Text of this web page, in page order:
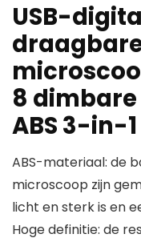
USB-
8 dimbare
ABS 3-in-
ABS-materiaal: de
microscoop zijn
licht en sterk is en
Hoge definitie: de